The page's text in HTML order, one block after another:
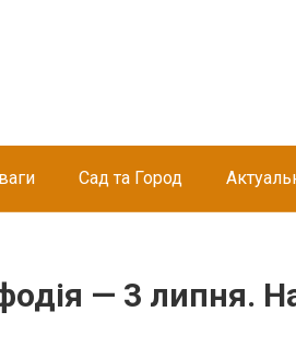
Сад та Город
— 3 липня.